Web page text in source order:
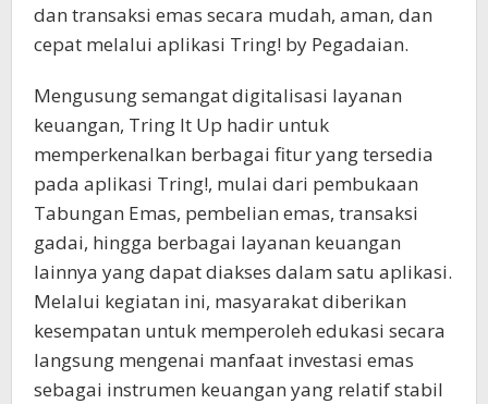
dan transaksi emas secara mudah, aman, dan
cepat melalui aplikasi Tring! by Pegadaian.
Mengusung semangat digitalisasi layanan
keuangan, Tring It Up hadir untuk
memperkenalkan berbagai fitur yang tersedia
pada aplikasi Tring!, mulai dari pembukaan
Tabungan Emas, pembelian emas, transaksi
gadai, hingga berbagai layanan keuangan
lainnya yang dapat diakses dalam satu aplikasi.
Melalui kegiatan ini, masyarakat diberikan
kesempatan untuk memperoleh edukasi secara
langsung mengenai manfaat investasi emas
sebagai instrumen keuangan yang relatif stabil